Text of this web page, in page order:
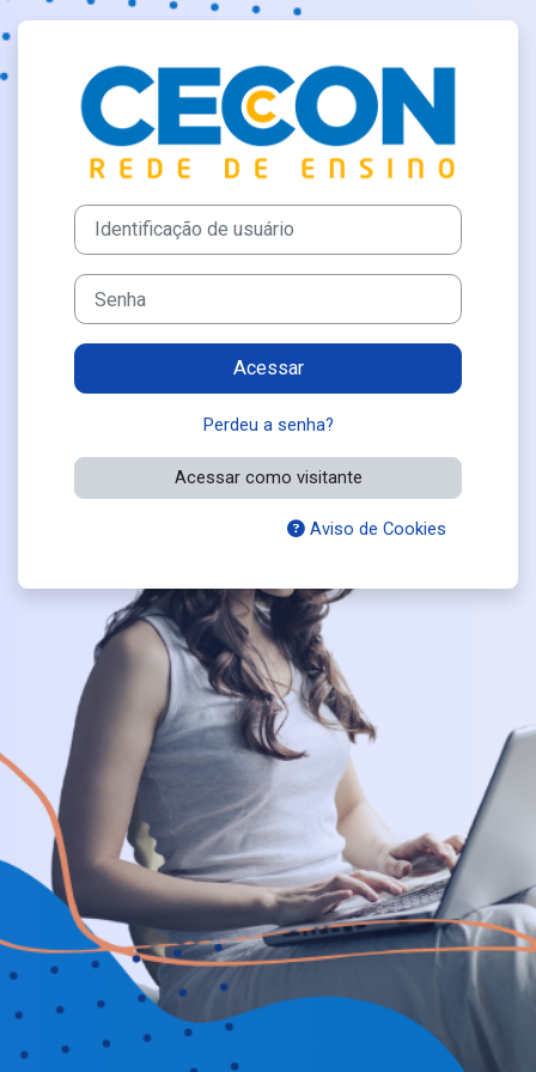
Ir para o conteúdo principal
Acesso a EAD
Identificação de usuário
Senha
Acessar
Perdeu a senha?
Acessar como visitante
Aviso de Cookies